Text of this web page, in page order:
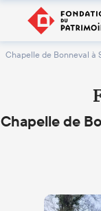
Chapelle de Bonneval à
Chapelle de